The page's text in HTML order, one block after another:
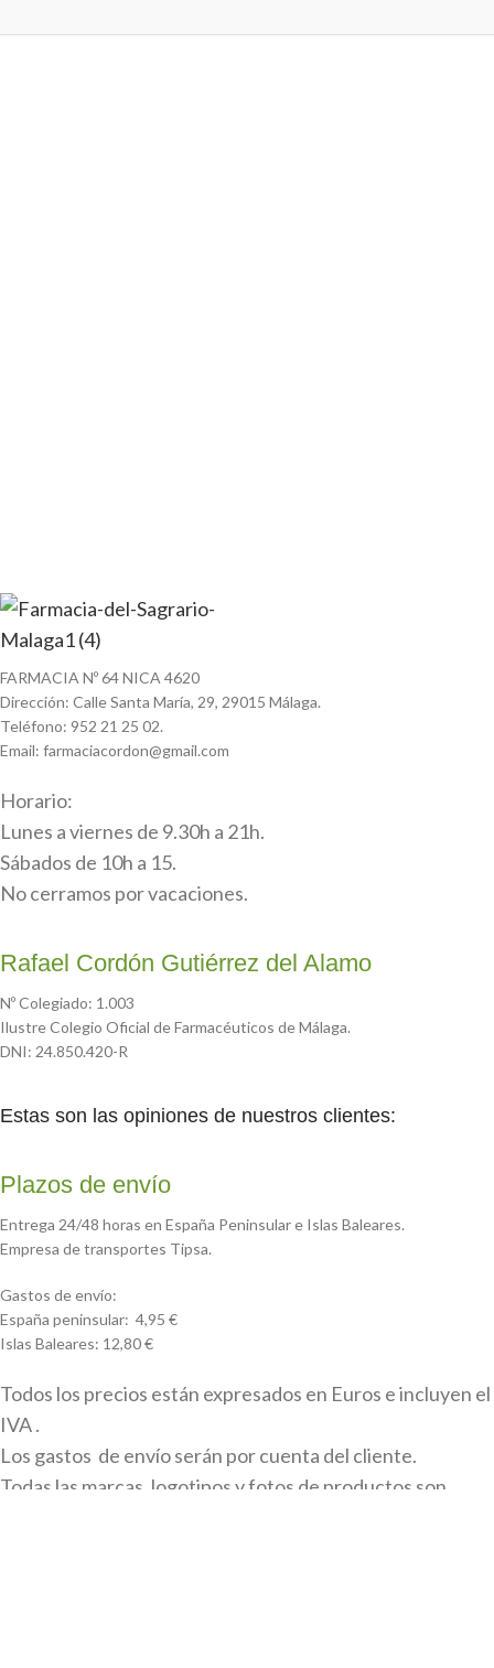
FARMACIA Nº 64 NICA 4620
Dirección: Calle Santa María, 29, 29015 Málaga.
Teléfono: 952 21 25 02.
Email: farmaciacordon@gmail.com
Horario:
Lunes a viernes de 9.30h a 21h.
Sábados de 10h a 15.
No cerramos por vacaciones.
Rafael Cordón Gutiérrez del Alamo
Nº Colegiado: 1.003
Ilustre Colegio Oficial de Farmacéuticos de Málaga.
DNI: 24.850.420-R
Estas son las opiniones de nuestros clientes:
Plazos de envío
Entrega 24/48 horas en España Peninsular e Islas Baleares.
Empresa de transportes Tipsa.
Gastos de envío:
España peninsular: 4,95 €
Islas Baleares: 12,80 €
Todos los precios están expresados en Euros e incluyen el
IVA .
Los gastos de envío serán por cuenta del cliente.
Todas las marcas, logotipos y fotos de productos son